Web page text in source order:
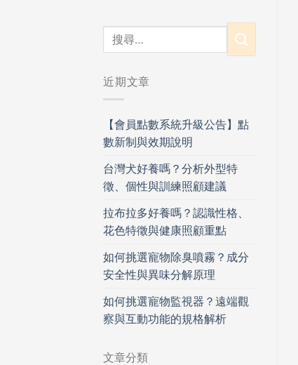
近期文章
【會員點數系統升級公告】點
數新制與效期說明
台灣犬好養嗎？分析外型特
徵、個性與訓練照顧建議
拉布拉多好養嗎？認識性格、
花色特徵與健康照顧重點
如何挑選寵物除臭噴霧？成分
安全性與異味分解原理
如何挑選寵物監視器？遠端觀
察與互動功能的規格解析
文章分類